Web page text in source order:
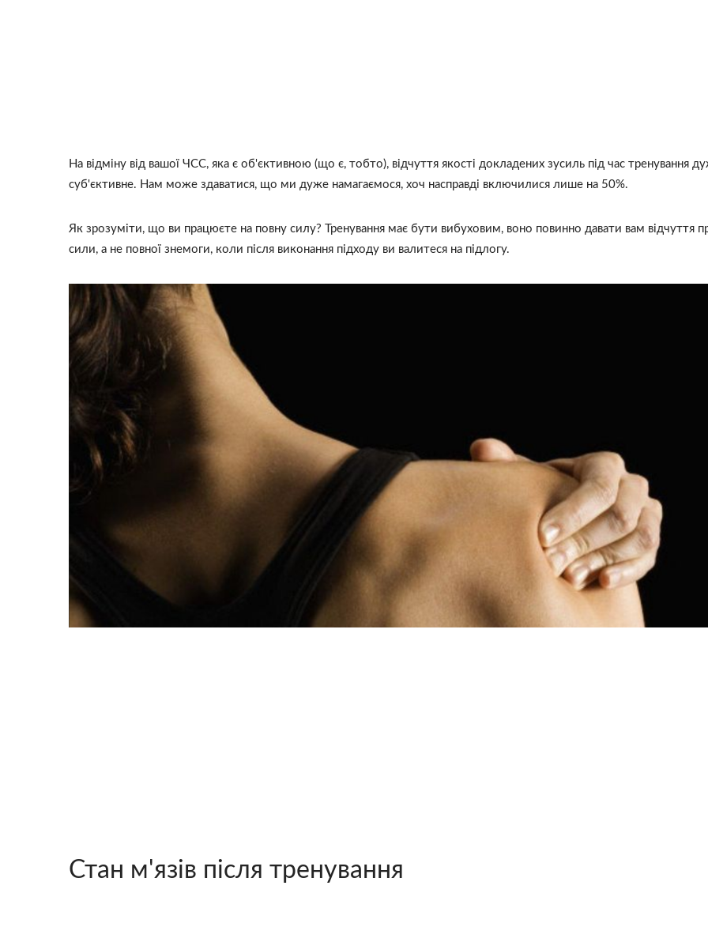
На відміну від вашої ЧСС, яка є об'єктивною (що є, тобто), відчуття якості докладених зусиль під час тренування
суб'єктивне. Нам може здаватися, що ми дуже намагаємося, хоч насправді включилися лише на 50%.
Як зрозуміти, що ви працюєте на повну силу? Тренування має бути вибуховим, воно повинно давати вам відчуття
сили, а не повної знемоги, коли після виконання підходу ви валитеся на підлогу.
Стан м'язів після тренування